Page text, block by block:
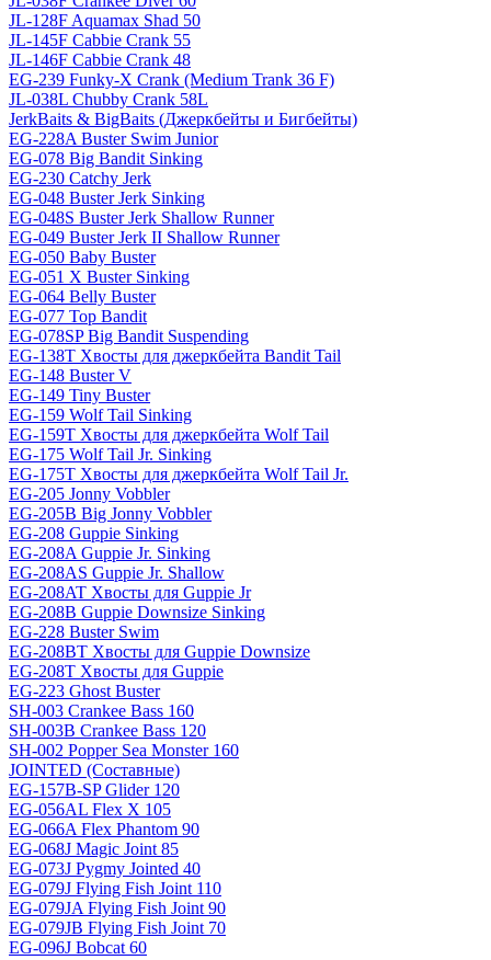
JL-128F Aquamax Shad 50
JL-145F Cabbie Crank 55
JL-146F Cabbie Crank 48
EG-239 Funky-X Crank (Medium Trank 36 F)
JL-038L Chubby Crank 58L
JerkBaits & BigBaits (Джеркбейты и Бигбейты)
EG-228A Buster Swim Junior
EG-078 Big Bandit Sinking
EG-230 Catchy Jerk
EG-048 Buster Jerk Sinking
EG-048S Buster Jerk Shallow Runner
EG-049 Buster Jerk II Shallow Runner
EG-050 Baby Buster
EG-051 X Buster Sinking
EG-064 Belly Buster
EG-077 Top Bandit
EG-078SP Big Bandit Suspending
EG-138T Хвосты для джеркбейта Bandit Tail
EG-148 Buster V
EG-149 Tiny Buster
EG-159 Wolf Tail Sinking
EG-159T Хвосты для джеркбейта Wolf Tail
EG-175 Wolf Tail Jr. Sinking
EG-175T Хвосты для джеркбейта Wolf Tail Jr.
EG-205 Jonny Vobbler
EG-205B Big Jonny Vobbler
EG-208 Guppie Sinking
EG-208A Guppie Jr. Sinking
EG-208AS Guppie Jr. Shallow
EG-208AT Хвосты для Guppie Jr
EG-208B Guppie Downsize Sinking
EG-228 Buster Swim
EG-208BT Хвосты для Guppie Downsize
EG-208T Хвосты для Guppie
EG-223 Ghost Buster
SH-003 Crankee Bass 160
SH-003B Crankee Bass 120
SH-002 Popper Sea Monster 160
JOINTED (Составные)
EG-157B-SP Glider 120
EG-056AL Flex X 105
EG-066A Flex Phantom 90
EG-068J Magic Joint 85
EG-073J Pygmy Jointed 40
EG-079J Flying Fish Joint 110
EG-079JA Flying Fish Joint 90
EG-079JB Flying Fish Joint 70
EG-096J Bobcat 60